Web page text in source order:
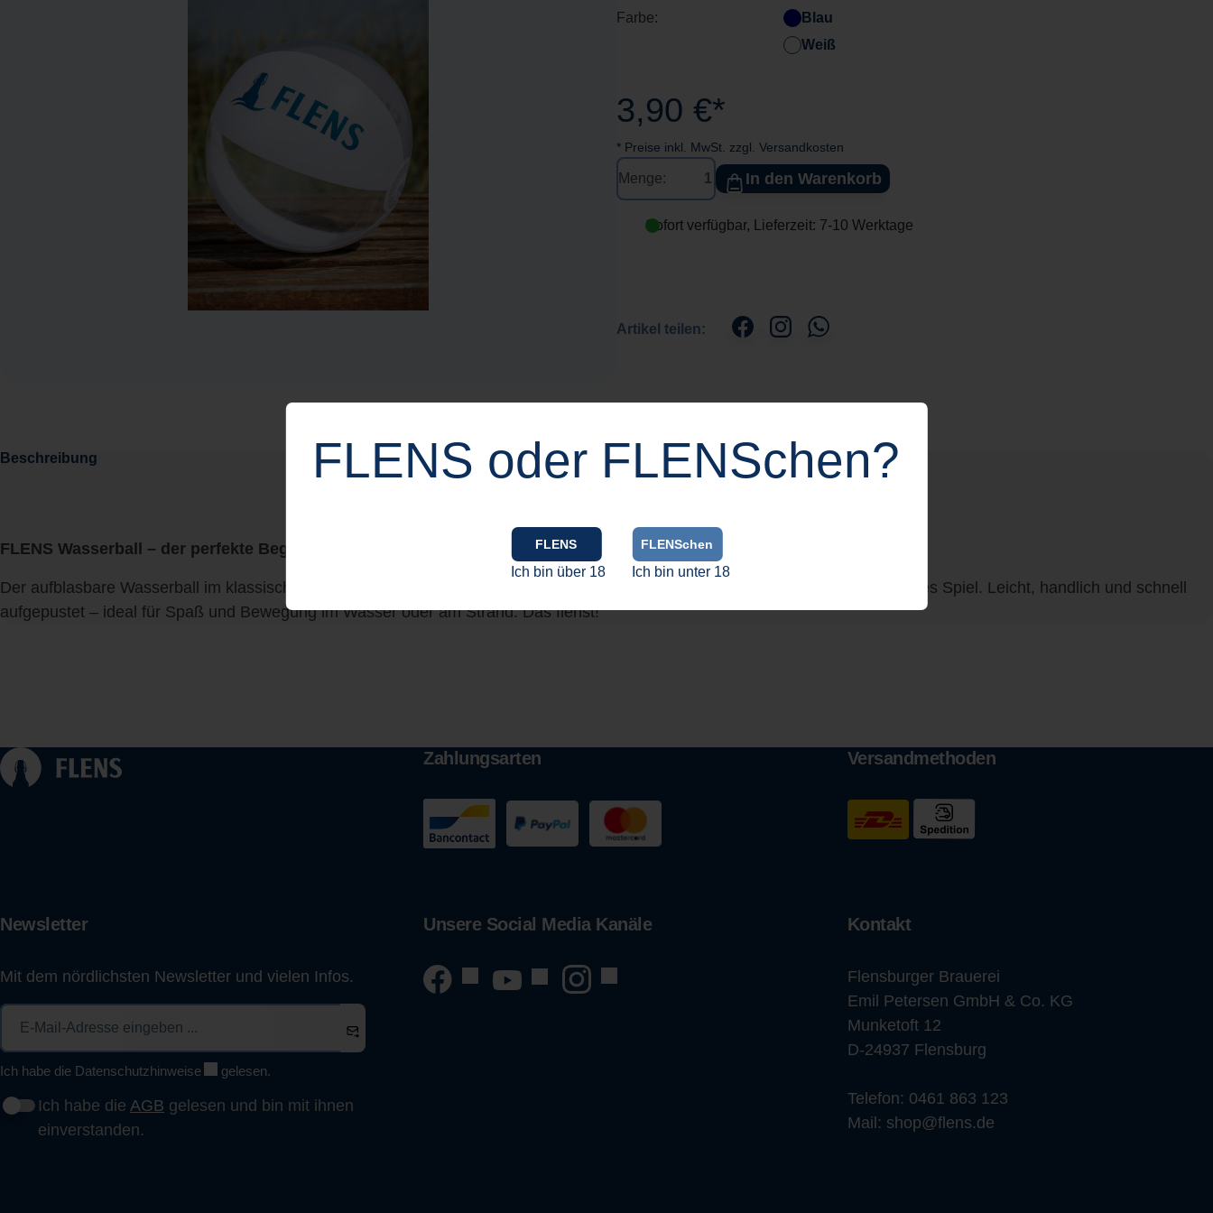
FLENS oder FLENSchen?
FLENS
Ich bin über 18
FLENSchen
Ich bin unter 18
Farbe:
Blau
Weiß
3,90 €*
* Preise inkl. MwSt. zzgl. Versandkosten
Menge: In den Warenkorb
Sofort verfügbar, Lieferzeit: 7-10 Werktage
Artikel teilen:
Beschreibung
FLENS Wasserball – der perfekte Begleiter für Strand, See und Schwimmbad
Der aufblasbare Wasserball im klassischen Weiß trägt das neue FLENS‑Logo und bringt sofort nordisches Sommerfeeling in jedes Spiel. Leicht, handlich und schnell
aufgepustet – ideal für Spaß und Bewegung im Wasser oder am Strand. Das flenst!
Zahlungsarten Versandmethoden
Newsletter
Mit dem nördlichsten Newsletter und vielen Infos.
Ich habe die Datenschutzhinweise gelesen.
Ich habe die AGB gelesen und bin mit ihnen
einverstanden.
Kontakt
Flensburger Brauerei
Emil Petersen GmbH & Co. KG
Munketoft 12
D-24937 Flensburg
Telefon: 0461 863 123
Mail: shop@flens.de
Unsere Social Media Kanäle